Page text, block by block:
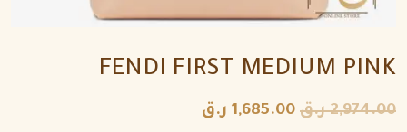
FENDI FIRST MEDIUM PINK
2,974.00 ر.ق 1,685.00 ر.ق